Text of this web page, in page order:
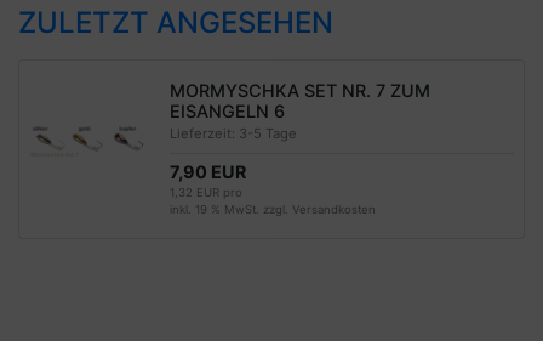
ZULETZT ANGESEHEN
MORMYSCHKA SET NR. 7 ZUM
EISANGELN 6
Lieferzeit: 3-5 Tage
7,90 EUR
1,32 EUR pro
inkl. 19 % MwSt. zzgl. Versandkosten